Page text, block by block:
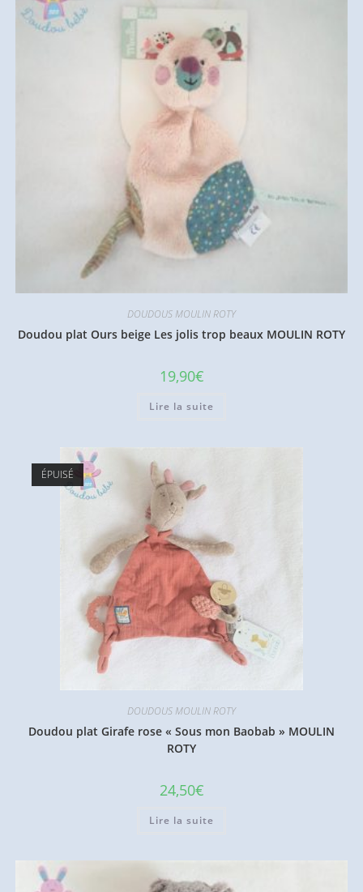
DOUDOUS MOULIN ROTY
Doudou plat Ours beige Les jolis trop beaux MOULIN ROTY
19,90€
Lire la suite
ÉPUISÉ
DOUDOUS MOULIN ROTY
Doudou plat Girafe rose « Sous mon Baobab » MOULIN
ROTY
24,50€
Lire la suite